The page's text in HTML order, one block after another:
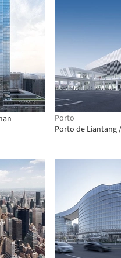
Porto
Porto de Liantang